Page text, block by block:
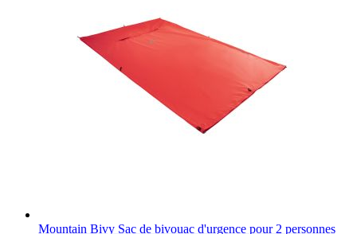
Mountain Bivy Sac de bivouac d'urgence pour 2 personnes